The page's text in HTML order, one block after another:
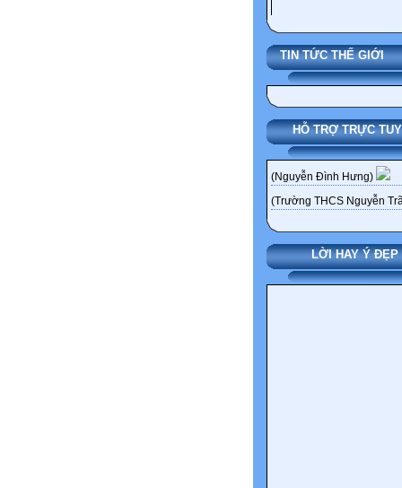
TIN TỨC THẾ
HỖ TRỢ TRỰC
(Nguyễn Đình Hưng)
(Trường THCS Nguyễn
LỜI HAY Ý ĐẸP